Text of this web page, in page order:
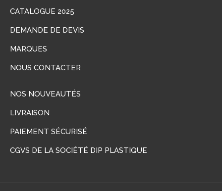
CATALOGUE 2025
DEMANDE DE DEVIS
MARQUES
NOUS CONTACTER
NOS NOUVEAUTÉS
LIVRAISON
PAIEMENT SÉCURISÉ
CGVS DE LA SOCIÉTÉ DIP PLASTIQUE